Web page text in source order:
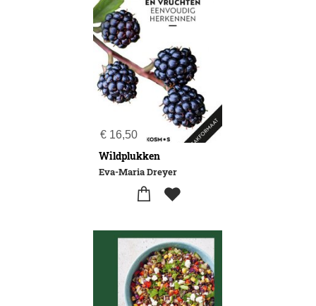
€ 16,50
Wildplukken
Eva-Maria Dreyer